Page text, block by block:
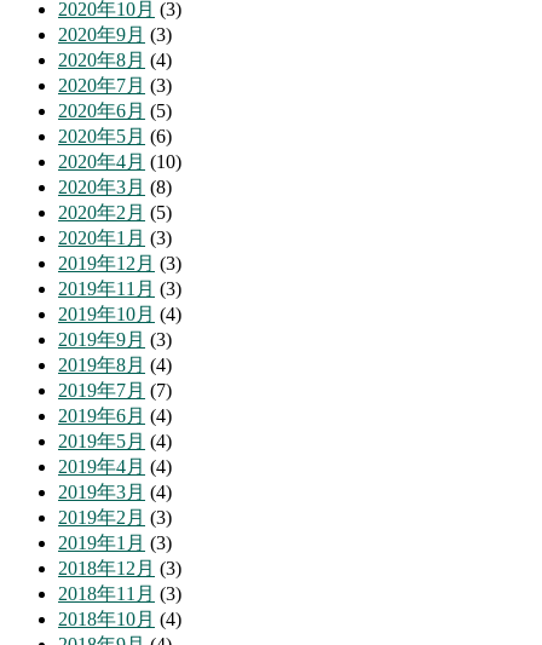
2020年10月 (3)
2020年9月 (3)
2020年8月 (4)
2020年7月 (3)
2020年6月 (5)
2020年5月 (6)
2020年4月 (10)
2020年3月 (8)
2020年2月 (5)
2020年1月 (3)
2019年12月 (3)
2019年11月 (3)
2019年10月 (4)
2019年9月 (3)
2019年8月 (4)
2019年7月 (7)
2019年6月 (4)
2019年5月 (4)
2019年4月 (4)
2019年3月 (4)
2019年2月 (3)
2019年1月 (3)
2018年12月 (3)
2018年11月 (3)
2018年10月 (4)